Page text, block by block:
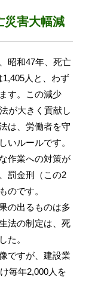
災害大幅減
昭和47年、死亡
人と、わず
す。この減少
が大きく貢献し
は、労働者を守
いルールです。
作業への対策が
罰金刑（この2
のです。
の出るものは多
法の制定は、死
た。
ですが、建設業
毎年2,000人を